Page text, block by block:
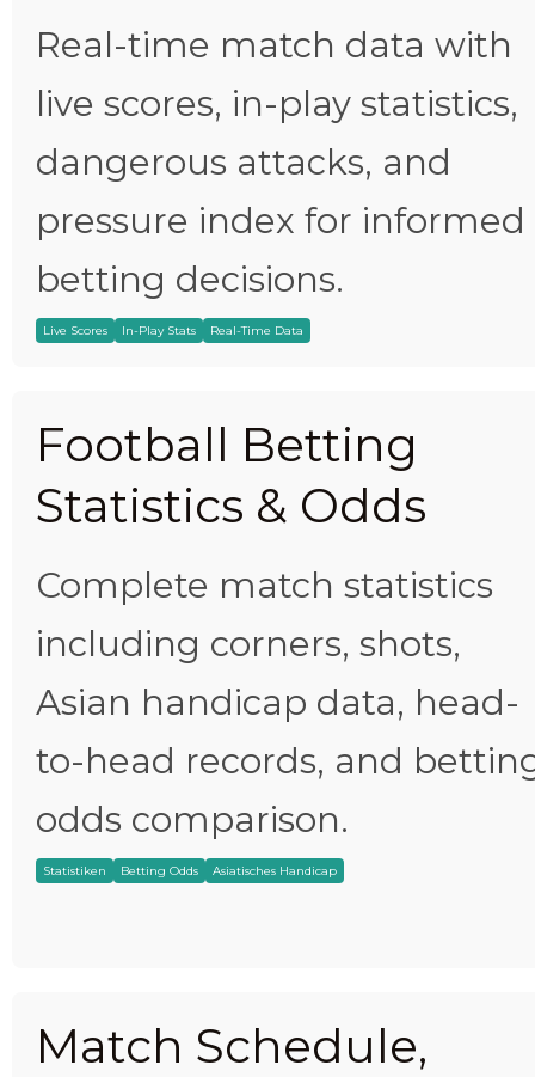
Real-time match data with
live scores, in-play statistics,
dangerous attacks, and
pressure index for informed
betting decisions.
Live Scores In-Play Stats Real-Time Data
Football Betting
Statistics & Odds
Complete match statistics
including corners, shots,
Asian handicap data, head-
to-head records, and
odds comparison.
Statistiken Betting Odds Asiatisches Handicap
Match Schedule,